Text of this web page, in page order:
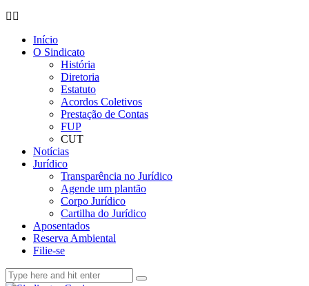
Início
O Sindicato
História
Diretoria
Estatuto
Acordos Coletivos
Prestação de Contas
FUP
CUT
Notícias
Jurídico
Transparência no Jurídico
Agende um plantão
Corpo Jurídico
Cartilha do Jurídico
Aposentados
Reserva Ambiental
Filie-se